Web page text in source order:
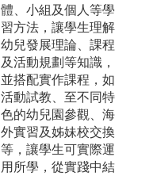
體、小組及個人等學
習方法，讓學生理解
幼兒發展理論、課程
及活動規劃等知識，
並搭配實作課程，如
活動試教、至不同特
色的幼兒園參觀、海
外實習及姊妹校交換
等，讓學生可實際運
用所學，從實踐中結